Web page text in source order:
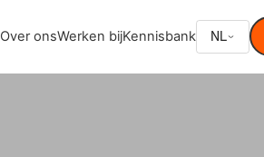
Over onsWerken bijKennisbank NL